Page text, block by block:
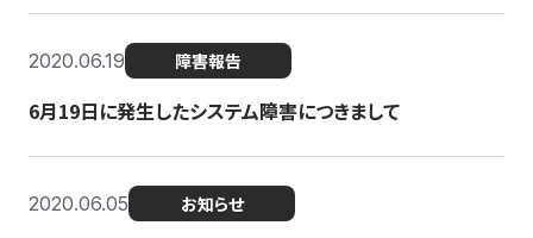
2020.06.19 障害報告
6月19日に発生したシステム障害につきまして
2020.06.05 お知らせ